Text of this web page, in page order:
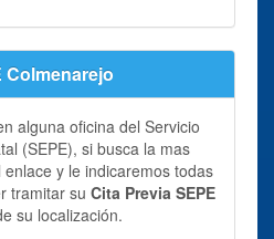
Colmenarejo
alguna oficina del Servicio
(SEPE), si busca la mas
y le indicaremos todas
tramitar su Cita Previa SEPE
su localización.